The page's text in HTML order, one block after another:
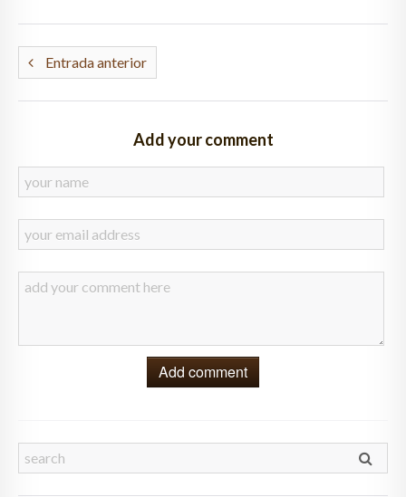
Entrada anterior
Add your comment
Add comment